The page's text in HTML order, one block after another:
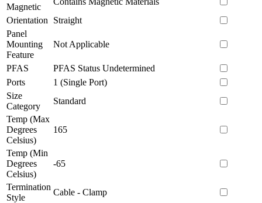
Magnetic
Orientation
Straight
Panel
Mounting
Feature
Not Applicable
PFAS
PFAS Status Undetermined
Ports
1 (Single Port)
Size
Category
Standard
Temp (Max
Degrees
Celsius)
165
Temp (Min
Degrees
Celsius)
-65
Termination
Style
Cable - Clamp